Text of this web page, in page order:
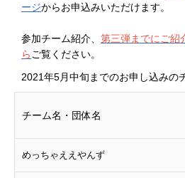
ージからお申込みいただけます。
参加チーム紹介、 第三弾までにご紹
ら ご覧ください。
2021年5月中旬までのお申し込みの
チーム名・団体名
めっちゃええやんず